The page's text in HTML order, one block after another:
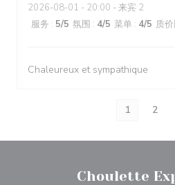
2026-08-01 - 20:00 - 来宾 2
服务 : 5/5 氛围 : 4/5 菜单 : 4/5 质
Chaleureux et sympathique
1 2
Choulette